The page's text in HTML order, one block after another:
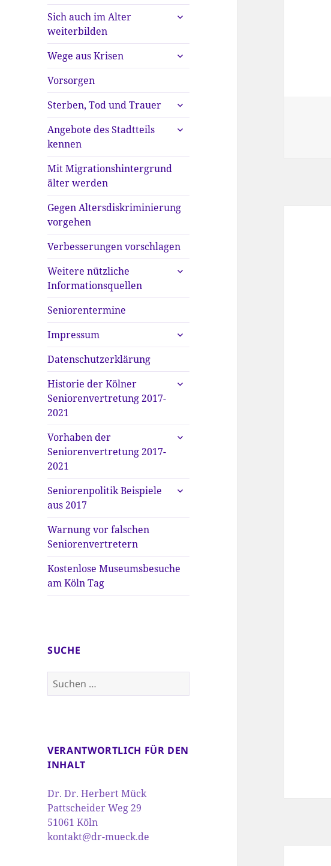
Sich auch im Alter
weiterbilden
untermenü
Wege aus Krisen
untermenü
anzeigen
Vorsorgen
Sterben, Tod und Trauer
untermenü
anzeigen
Angebote des Stadtteils
kennen
untermenü
Mit Migrationshintergrund
älter werden
Gegen Altersdiskriminierung
vorgehen
Verbesserungen vorschlagen
Weitere nützliche
Informationsquellen
untermenü
Seniorentermine
Impressum
untermenü
anzeigen
Datenschutzerklärung
Historie der Kölner
Seniorenvertretung 2017-
2021
untermenü
Vorhaben der
Seniorenvertretung 2017-
2021
untermenü
Seniorenpolitik Beispiele
aus 2017
untermenü
Warnung vor falschen
Seniorenvertretern
Kostenlose Museumsbesuche
am Köln Tag
SUCHE
Suchen
nach:
VERANTWORTLICH FÜR DEN
INHALT
Dr. Dr. Herbert Mück
Pattscheider Weg 29
51061 Köln
kontakt@dr-mueck.de